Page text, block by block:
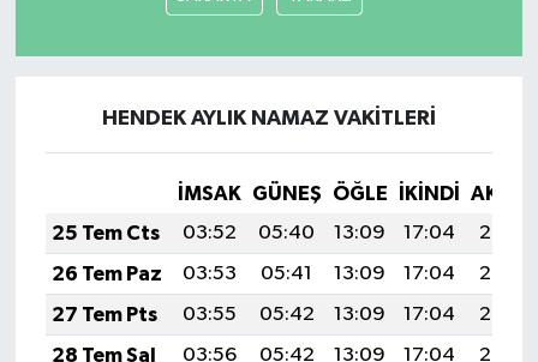
HENDEK AYLIK NAMAZ VAKITLERI
İMSAK GÜNEŞ ÖĞLE İKINDI
25 Tem Cts
03:52 05:40 13:09 17:04
20:27
26 Tem Paz
03:53 05:41 13:09 17:04
20:27
27 Tem Pts
03:55 05:42 13:09 17:04
20:26
28 Tem Sal
03:56 05:42 13:09 17:04
20:25